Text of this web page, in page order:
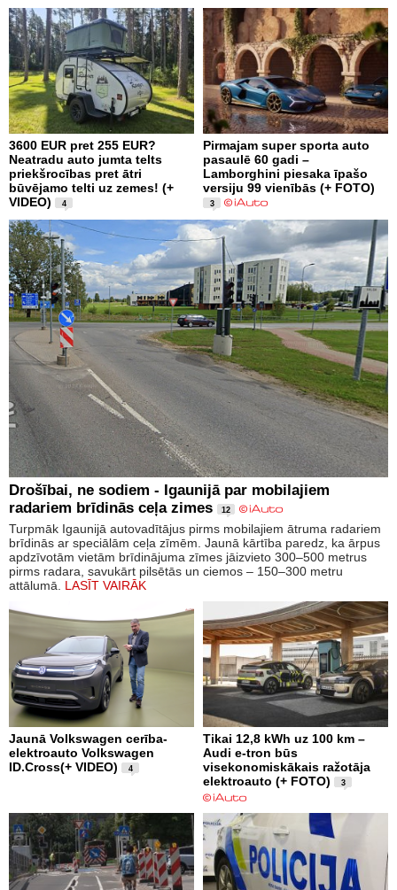
3600 EUR pret 255 EUR?
Neatradu auto jumta telts
priekšrocības pret ātri
būvējamo telti uz zemes! (+
VIDEO)
4
Pirmajam super sporta auto
pasaulē 60 gadi –
Lamborghini piesaka īpašo
versiju 99 vienībās (+ FOTO)
3
Drošībai, ne sodiem - Igaunijā par mobilajiem
radariem brīdinās ceļa zimes
12
Turpmāk Igaunijā autovadītājus pirms mobilajiem ātruma radariem
brīdinās ar speciālām ceļa zīmēm. Jaunā kārtība paredz, ka ārpus
apdzīvotām vietām brīdinājuma zīmes jāizvieto 300–500 metrus
pirms radara, savukārt pilsētās un ciemos – 150–300 metru
attālumā. LASĪT VAIRĀK
Jaunā Volkswagen cerība-
elektroauto Volkswagen
ID.Cross(+ VIDEO)
4
Tikai 12,8 kWh uz 100 km –
Audi e-tron būs
visekonomiskākais ražotāja
elektroauto (+ FOTO)
3